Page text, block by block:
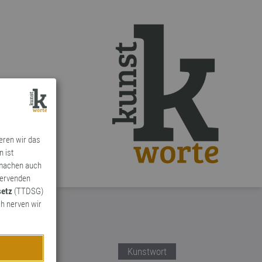
wir das
ist
auch
(TTDSG)
nerven wir
Kunstwort